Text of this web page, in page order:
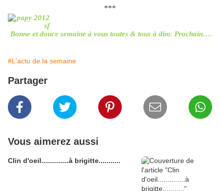
***
Bonne et douce semaine à vous toutes & tous à dim. Prochain….
#L'actu de la semaine
Partager
Vous aimerez aussi
Clin d'oeil..............à brigitte...........